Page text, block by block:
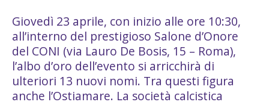
Giovedì 23 aprile, con inizio alle ore 10:30,
all’interno del prestigioso Salone d’Onore
del CONI (via Lauro De Bosis, 15 – Roma),
l’albo d’oro dell’evento si arricchirà di
ulteriori 13 nuovi nomi. Tra questi figura
anche l’Ostiamare. La società calcistica